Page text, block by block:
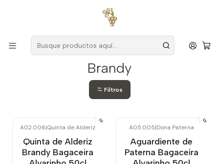
para pedidos superiores a
Destilados Brandy
Brandy
Filtros
A02.006|Quinta de Alderiz
Quinta de Alderiz
Brandy Bagaceira
A05.005|Dona Paterna
Aguardiente de
Paterna Bagaceira